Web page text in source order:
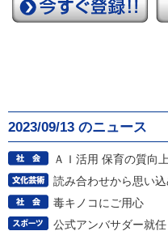
2023/09/13 のニュース
ＡＩ活用 保育の質向
読み合わせから思い込
毒キノコにご用心
公式アンバサダー就任